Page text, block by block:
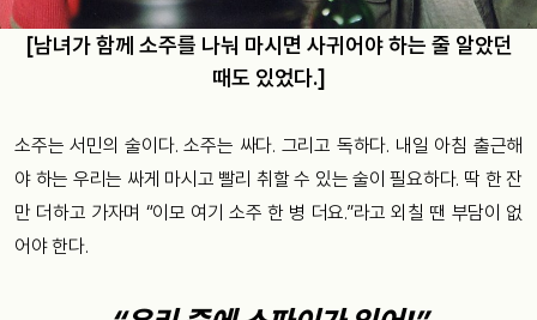
[남녀가 함께 소주를 나눠 마시면 사귀어야 하는 줄 알았던
때도 있었다.]
소주는 서민의 술이다. 소주는 싸다. 그리고 독하다. 내일 아침 출근해
야 하는 우리는 싸게 마시고 빨리 취할 수 있는 술이 필요하다. 딱 한 잔
만 더하고 가자며 “이모 여기 소주 한 병 더요.”라고 외칠 땐 부담이 없
어야 한다.